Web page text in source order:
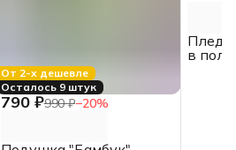
От 2-х дешевле
Осталось 9 штук
790 ₽990 ₽−20%
Плед
в